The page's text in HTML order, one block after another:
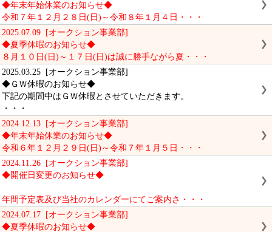
◆年末年始休業のお知らせ◆
令和７年１２月２８日(日)～令和８年１月４日・・・
2025.07.09 [オークション事業部]
◆夏季休暇のお知らせ◆
８月１０日(日)～１７日(日)は誠に勝手ながら夏・・・
2025.03.25 [オークション事業部]
◆ＧＷ休暇のお知らせ◆
下記の期間中はＧＷ休暇とさせていただきます。
・・・
2024.12.13 [オークション事業部]
◆年末年始休業のお知らせ◆
令和６年１２月２９日(日)～令和７年１月５日・・・
2024.11.26 [オークション事業部]
◆開催日変更のお知らせ◆
年間予定表及び当社のカレンダーにてご案内さ・・・
2024.07.17 [オークション事業部]
◆夏季休暇のお知らせ◆